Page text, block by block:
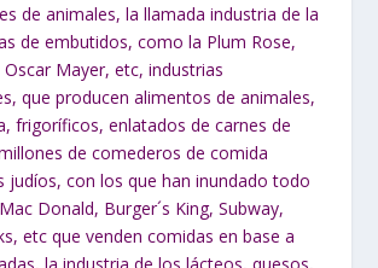
de animales, la llamada industria de la
de embutidos, como la Plum Rose,
Mayer, etc, industrias
que producen alimentos de animales,
frigoríficos, enlatados de carnes de
de comederos de comida
judíos, con los que han inundado todo
Donald, Burger´s King, Subway,
etc que venden comidas en base a